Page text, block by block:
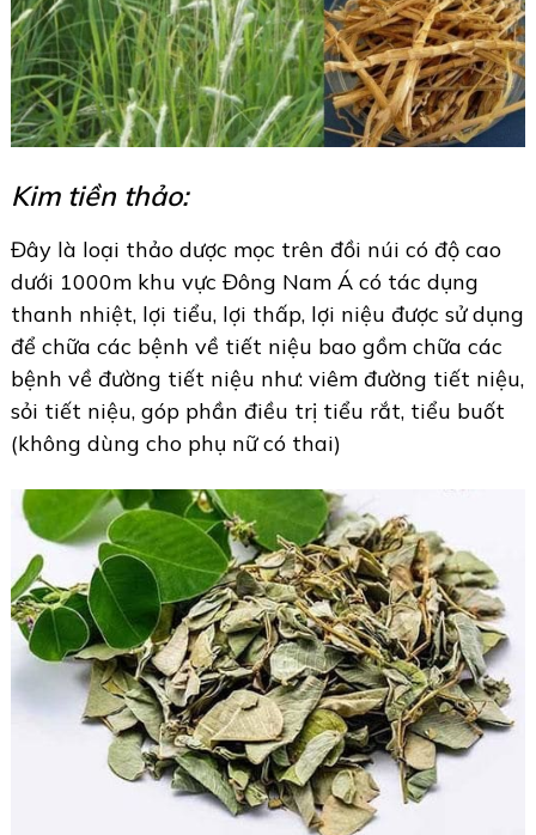
Kim tiền thảo:
Đây là loại thảo dược mọc trên đồi núi có độ cao
dưới 1000m khu vực Đông Nam Á có tác dụng
thanh nhiệt, lợi tiểu, lợi thấp, lợi niệu được sử dụng
để chữa các bệnh về tiết niệu bao gồm chữa các
bệnh về đường tiết niệu như: viêm đường tiết niệu,
sỏi tiết niệu, góp phần điều trị tiểu rắt, tiểu buốt
(không dùng cho phụ nữ có thai)